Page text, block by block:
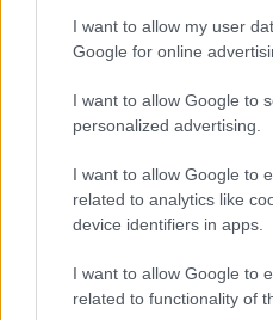
I want to allow my user
Google for online
I want to allow Google to
personalized advertising.
I want to allow Google to
related to analytics like
device identifiers in apps.
I want to allow Google to
related to functionality of
Υπ. Εθνικής Άμυνας: Νέες
Δυνάμεις ζήτησε ο Νίκος